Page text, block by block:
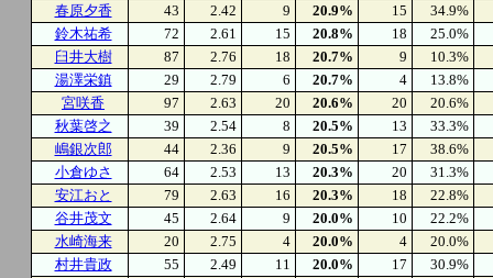
春原夕香
43 2.42 9 20.9% 15
34.9%
鈴木祐希
72 2.61 15 20.8% 18
25.0%
臼井大樹
87 2.76 18 20.7% 9
10.3%
湯澤栄鎮
29 2.79 6 20.7% 4
13.8%
宮咲香
97 2.63 20 20.6% 20
20.6%
秋葉啓之
39 2.54 8 20.5% 13
33.3%
嶋銀次郎
44 2.36 9 20.5% 17
38.6%
小倉ゆさ
64 2.53 13 20.3% 20
31.3%
安江おと
79 2.63 16 20.3% 18
22.8%
谷井茂文
45 2.64 9 20.0% 10
22.2%
水崎海来
20 2.75 4 20.0% 4
20.0%
村井貴政
55 2.49 11 20.0% 17
30.9%